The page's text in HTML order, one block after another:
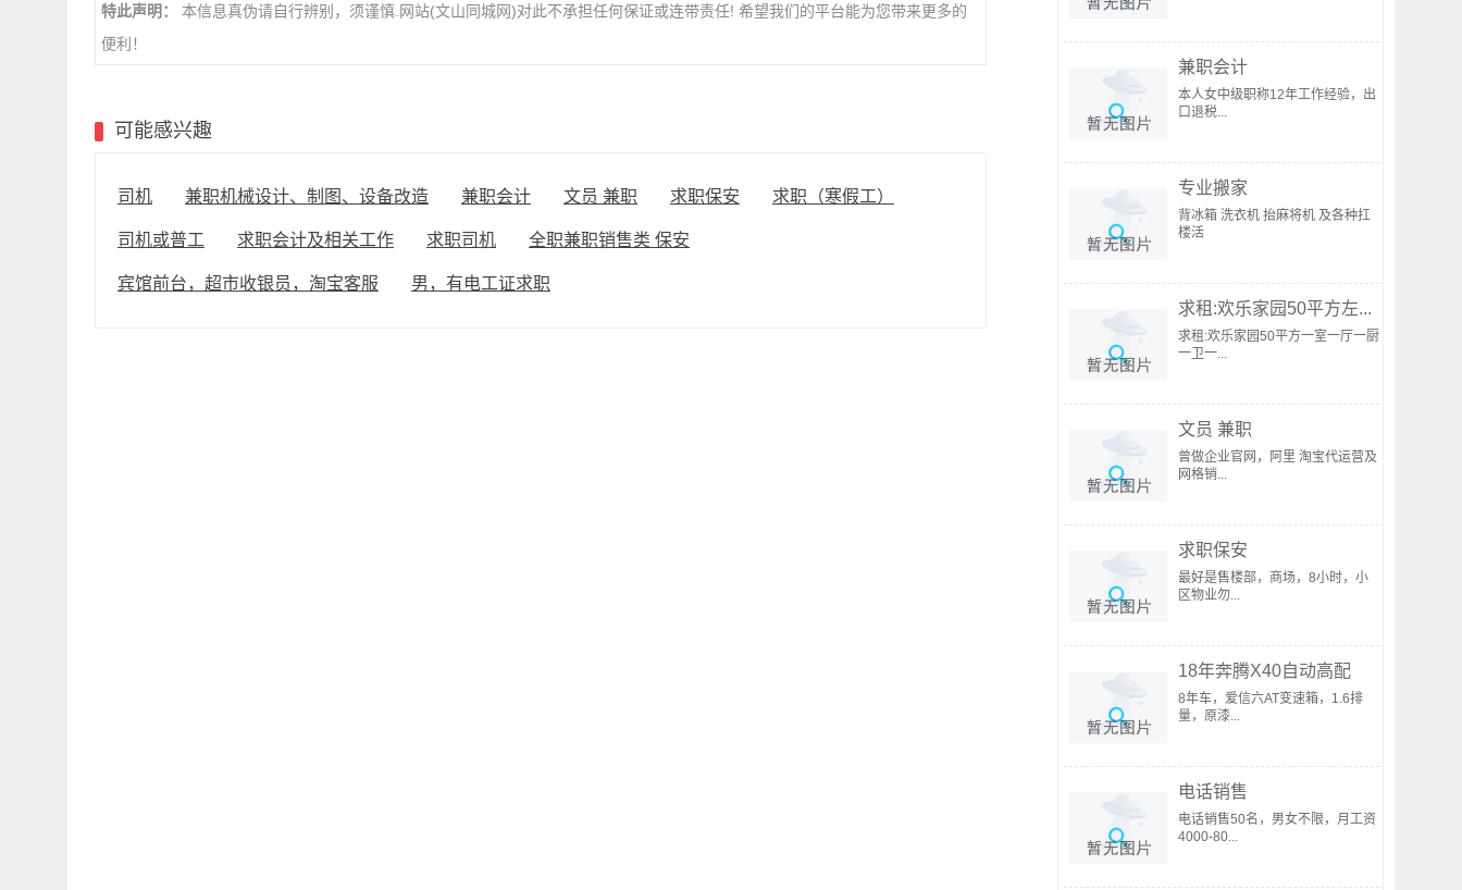
特此声明：
本信息真伪请自行辨别，须谨慎.网站(文山同城网)对此不承担任何保证或连带责任! 希望我们的平台能为您带来更多的
便利！
可能感兴趣
司机 兼职机械设计、制图、设备改造 兼职会计 文员 兼职 求职保安 求职（寒假工）
司机或普工 求职会计及相关工作 求职司机 全职兼职销售类 保安
宾馆前台，超市收银员，淘宝客服 男，有电工证求职
兼职会计
本人女中级职称12年工作经验，出
口退税...
专业搬家
背冰箱 洗衣机 抬麻将机 及各种扛
楼活
求租:欢乐家园50平方左...
求租:欢乐家园50平方一室一厅一厨
一卫一...
文员 兼职
曾做企业官网，阿里 淘宝代运营及
网格销...
求职保安
最好是售楼部，商场，8小时，小
区物业勿...
18年奔腾X40自动高配
8年车，爱信六AT变速箱，1.6排
量，原漆...
电话销售
电话销售50名，男女不限，月工资
4000-80...